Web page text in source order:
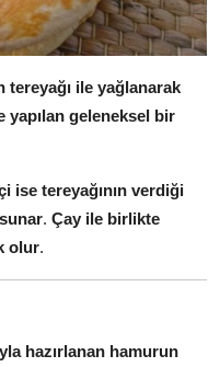
tereyağı ile yağlanarak
yapılan geleneksel bir
içi ise tereyağının verdiği
. Çay ile birlikte
olur.
hazırlanan hamurun